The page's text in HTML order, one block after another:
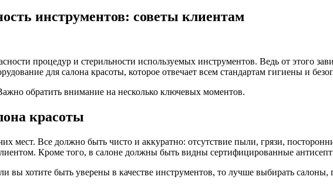
инструментов: советы клиентам
процедур и стерильности используемых инструментов. Ведь от этого
для салона красоты, которое отвечает всем стандартам гигиены и
обратить внимание на несколько ключевых моментов.
красоты
мест. Все должно быть чисто и аккуратно: отсутствие пыли, грязи,
Кроме того, в салоне должны быть видны сертифицированные
вы хотите быть уверены в качестве инструментов, то лучше выбирать салоны,